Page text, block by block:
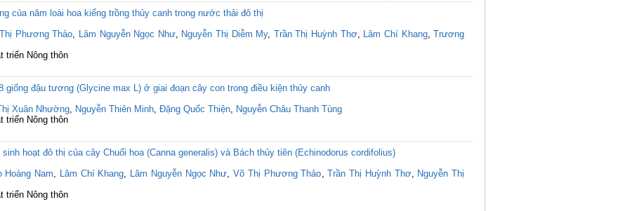
của năm loài hoa kiểng trồng thủy canh trong nước thải đô thị
Phương Thảo, Lâm Nguyễn Ngọc Như, Nguyễn Thị Diễm My, Trần Thị Huỳnh Thơ, Lâm Chí Khang,Trương
triển Nông thôn
giống đậu tương (Glycine max L) ở giai đoạn cây con trong điều kiện thủy canh
Xuân Nhường, Nguyễn Thiên Minh, Đặng Quốc Thiện, Nguyễn Châu Thanh Tùng
triển Nông thôn
hoạt đô thị của cây Chuối hoa (Canna generalis) và Bách thủy tiên (Echinodorus cordifolius)
Hoàng Nam, Lâm Chí Khang, Lâm Nguyễn Ngọc Như,Võ Thị Phương Thảo,Trần Thị Huỳnh Thơ, Nguyễn Thị
triển Nông thôn